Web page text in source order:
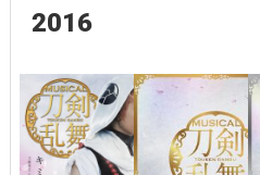
2016